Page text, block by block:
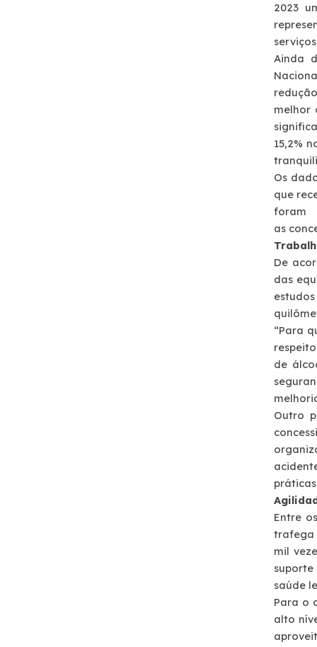
2023
Ainda
melhor
15,2%
Os
que
foram
as
De
das
“Para
de
Outro
Entre
trafega
mil
saúde
Para o
alto